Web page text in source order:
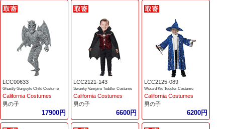
LCC00633
Ghastly Gargoyle Child Costume
California Costumes
男の子
17900円
LCC2121-143
Swanky Vampire Toddler Costume
California Costumes
男の子
6600円
LCC2125-089
Wizard Kid Toddler Costume
California Costumes
男の子
6200円